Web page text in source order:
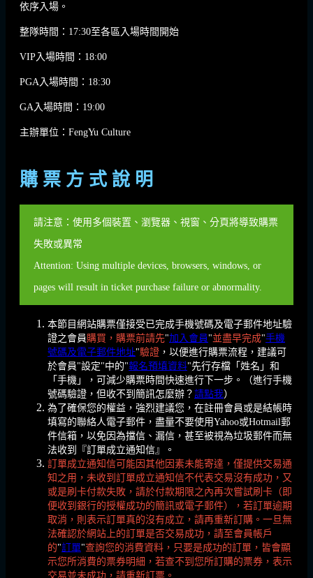
依序入場。
整隊時間：17:30至各區入場時間開始
VIP入場時間：18:00
PGA入場時間：18:30
GA入場時間：19:00
主辦單位：FengYu Culture
購 票 方 式 說 明
請注意：使用多個裝置、瀏覽器、視窗、分頁將導致購票
失敗或異常
Attention: Using multiple devices, browsers, windows, or
pages will result in ticket purchase failure or abnormality.
本節目網站購票僅接受已完成手機號碼及電子郵件地址驗
證之會員 購買，購票前請先"加入會員 "並盡早完成"手機
號碼及電子郵件地址"驗證 ，以便進行購票流程，建議可
於會員"設定"中的"報名預填資料"先行存檔「姓名」和
「手機」，可減少購票時間快速進行下一步。（進行手機
號碼驗證，但收不到簡訊怎麼辦？ 請點我）
為了確保您的權益，強烈建議您，在註冊會員或是結帳時
填寫的聯絡人電子郵件，盡量不要使用Yahoo或Hotmail郵
件信箱，以免因為擋信、漏信，甚至被視為垃圾郵件而無
法收到『訂單成立通知信』。
訂單成立通知信可能因其他因素未能寄達，僅提供交易通
知之用，未收到訂單成立通知信不代表交易沒有成功，又
或是刷卡付款失敗，請於付款期限之內再次嘗試刷卡（即
便收到銀行的授權成功的簡訊或電子郵件），若訂單逾期
取消，則表示訂單真的沒有成立，請再重新訂購。一旦無
法確認於網站上的訂單是否交易成功，請至會員帳戶
的"訂單"查詢您的消費資料，只要是成功的訂單，皆會顯
示您所消費的票券明細，若查不到您所訂購的票券，表示
交易並未成功，請重新訂票。